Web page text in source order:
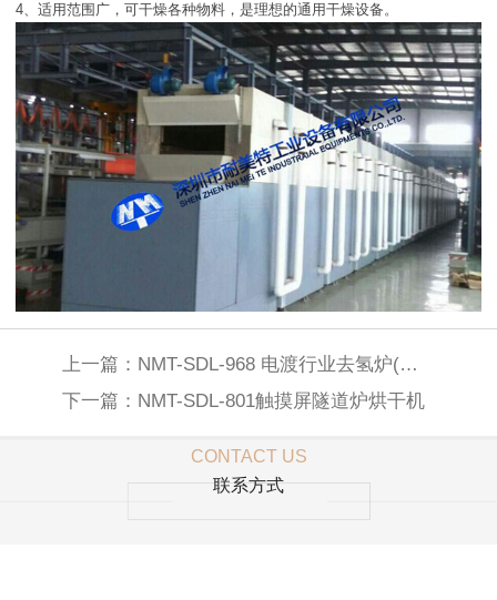
4、适用范围广，可干燥各种物料，是理想的通用干燥设备。
上一篇： NMT-SDL-968 电渡行业去氢炉(鸿利)
下一篇： NMT-SDL-801触摸屏隧道炉烘干机
CONTACT US
联系方式